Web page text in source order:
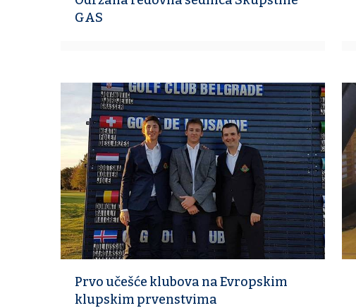
GAS
Prvo učešće klubova na Evropskim
klupskim prvenstvima